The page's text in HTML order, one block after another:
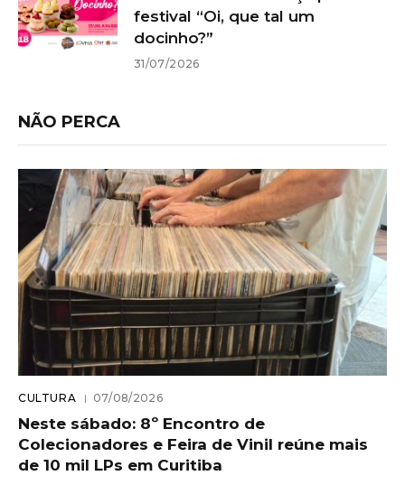
festival “Oi, que tal um
docinho?”
31/07/2026
NÃO PERCA
CULTURA 07/08/2026
Neste sábado: 8º Encontro de
Colecionadores e Feira de Vinil reúne mais
de 10 mil LPs em Curitiba